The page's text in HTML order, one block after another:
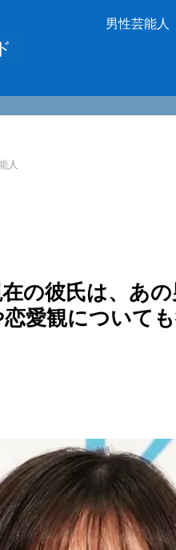
男性芸能人
人
の彼氏は、あ
愛観について